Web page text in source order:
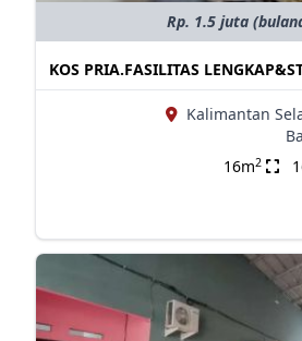
Rp. 1.5 juta
KOS PRIA.FASILITAS
Kalimantan
16m2